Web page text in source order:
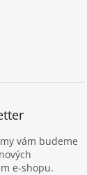
vám budeme
e-shopu.